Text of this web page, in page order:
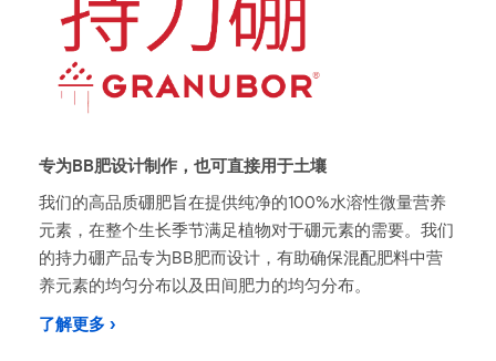
专为BB肥设计制作，也可直接用于土壤
我们的高品质硼肥旨在提供纯净的100%水溶性微量营养
元素，在整个生长季节满足植物对于硼元素的需要。我们
的持力硼产品专为BB肥而设计，有助确保混配肥料中营
养元素的均匀分布以及田间肥力的均匀分布。
了解更多 ›